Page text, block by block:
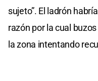
sujeto”. El ladrón
razón por la cual
la zona intentando